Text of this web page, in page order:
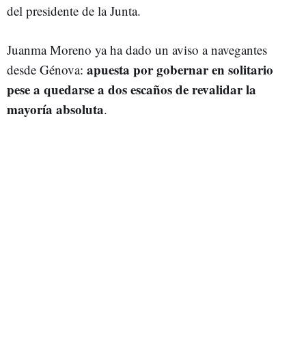
del presidente de la Junta.
Juanma Moreno ya ha dado un aviso a navegantes
desde Génova: apuesta por gobernar en solitario
pese a quedarse a dos escaños de revalidar la
mayoría absoluta.